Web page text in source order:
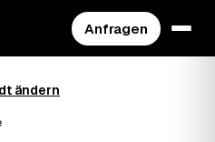
Anfragen
ändern